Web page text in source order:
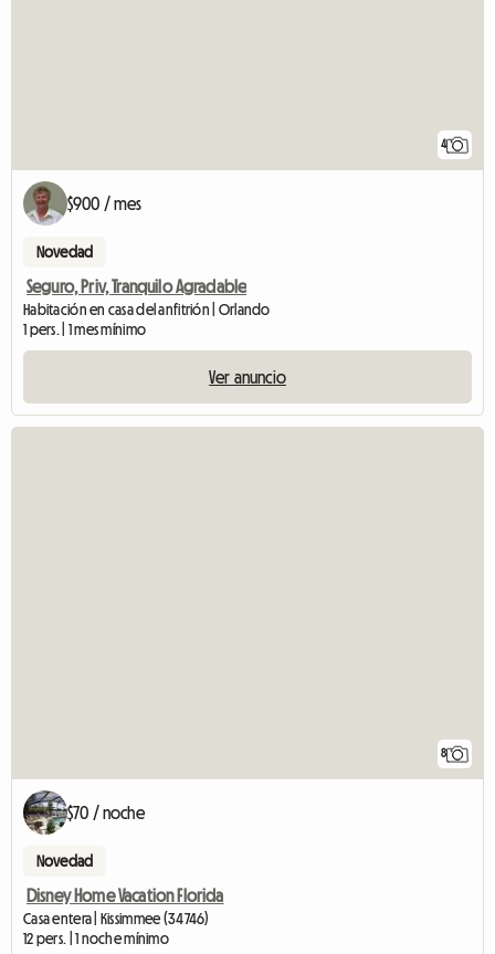
4
$900 / mes
Novedad
Seguro, Priv, Tranquilo Agradable
Habitación en casa del anfitrión | Orlando
1 pers. | 1 mes mínimo
Ver anuncio
8
$70 / noche
Novedad
Disney Home Vacation Florida
Casa entera | Kissimmee (34746)
12 pers. | 1 noche mínimo